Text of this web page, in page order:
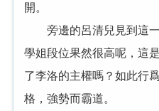
開。
旁邊的呂清兒見到這一
學姐段位果然很高呢，這
了李洛的主權嗎？如此行
格，強勢而霸道。